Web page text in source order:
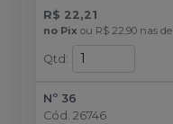
R$ 22,21
no Pix ou R$ 22,90 nas
Qtd :
Nº 36
Cód. 26746